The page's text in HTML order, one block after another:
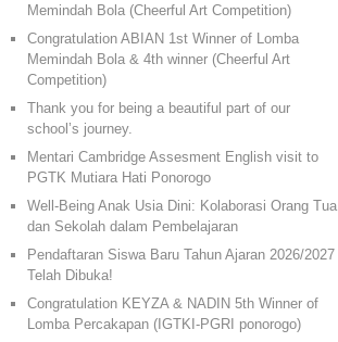
Memindah Bola (Cheerful Art Competition)
Congratulation ABIAN 1st Winner of Lomba
Memindah Bola & 4th winner (Cheerful Art
Competition)
Thank you for being a beautiful part of our
school’s journey.
Mentari Cambridge Assesment English visit to
PGTK Mutiara Hati Ponorogo
Well-Being Anak Usia Dini: Kolaborasi Orang Tua
dan Sekolah dalam Pembelajaran
Pendaftaran Siswa Baru Tahun Ajaran 2026/2027
Telah Dibuka!
Congratulation KEYZA & NADIN 5th Winner of
Lomba Percakapan (IGTKI-PGRI ponorogo)